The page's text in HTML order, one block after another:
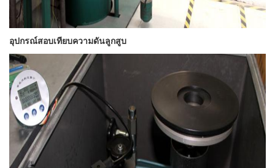
อุปกรณ์สอบเทียบความดันลูกสูบ